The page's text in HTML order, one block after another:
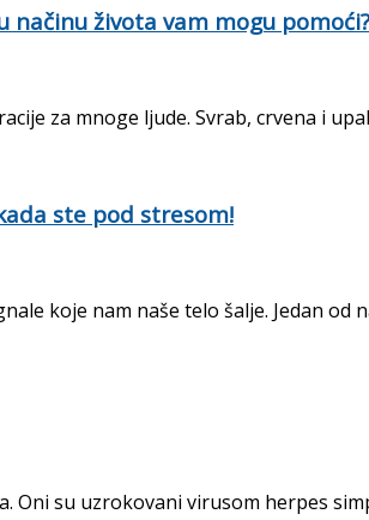
života vam mogu pomoći?
za mnoge ljude. Svrab, crvena i
ste pod stresom!
koje nam naše telo šalje. Jedan od
Oni su uzrokovani virusom herpes